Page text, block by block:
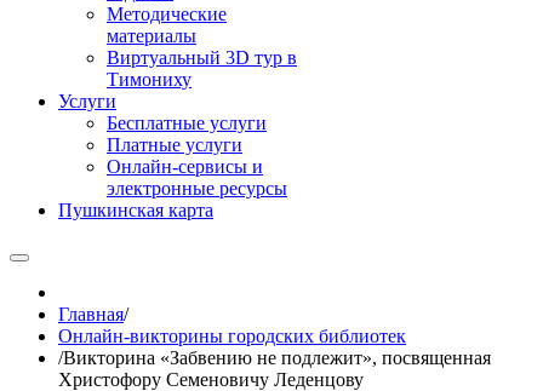
Методические
материалы
Виртуальный 3D тур в
Тимониху
Услуги
Бесплатные услуги
Платные услуги
Онлайн-сервисы и
электронные ресурсы
Пушкинская карта
Главная/
Онлайн-викторины городских библиотек
/Викторина «Забвению не подлежит», посвященная
Христофору Семеновичу Леденцову